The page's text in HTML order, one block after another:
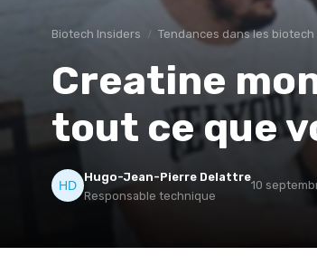
Biotech Insiders Tendances dans les biotech
Creatine
tout ce que
Hugo-Jean-Pierre Delattre
Responsable technique
10